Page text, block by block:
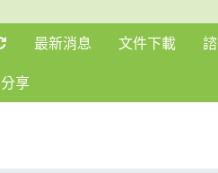
重新取得佈景設定
最新消息 文件下載
享